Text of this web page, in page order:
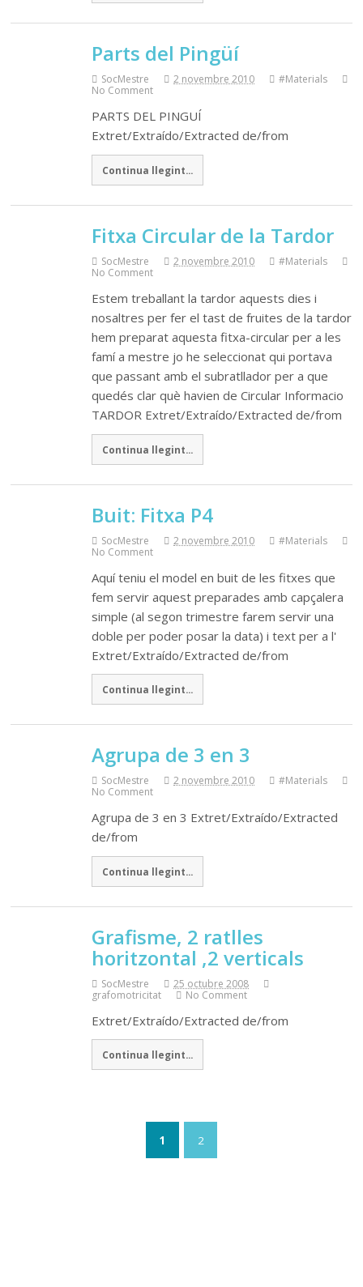
Parts del Pingüí
SocMestre 2 novembre 2010
#Materials
No Comment
PARTS DEL PINGUÍ
Extret/Extraído/Extracted de/from
Continua llegint...
Fitxa Circular de la Tardor
SocMestre 2 novembre 2010
#Materials
No Comment
Estem treballant la tardor aquests dies i
nosaltres per fer el tast de fruites de la tardor
hem preparat aquesta fitxa-circular per a les
famí a mestre jo he seleccionat qui portava
que passant amb el subratllador per a que
quedés clar què havien de Circular Informacio
TARDOR Extret/Extraído/Extracted de/from
Continua llegint...
Buit: Fitxa P4
SocMestre 2 novembre 2010
#Materials
No Comment
Aquí teniu el model en buit de les fitxes que
fem servir aquest preparades amb capçalera
simple (al segon trimestre farem servir una
doble per poder posar la data) i text per a l'
Extret/Extraído/Extracted de/from
Continua llegint...
Agrupa de 3 en 3
SocMestre 2 novembre 2010
#Materials
No Comment
Agrupa de 3 en 3 Extret/Extraído/Extracted
de/from
Continua llegint...
Grafisme, 2 ratlles
horitzontal ,2 verticals
SocMestre
25 octubre 2008
grafomotricitat
No Comment
Extret/Extraído/Extracted de/from
Continua llegint...
1 2